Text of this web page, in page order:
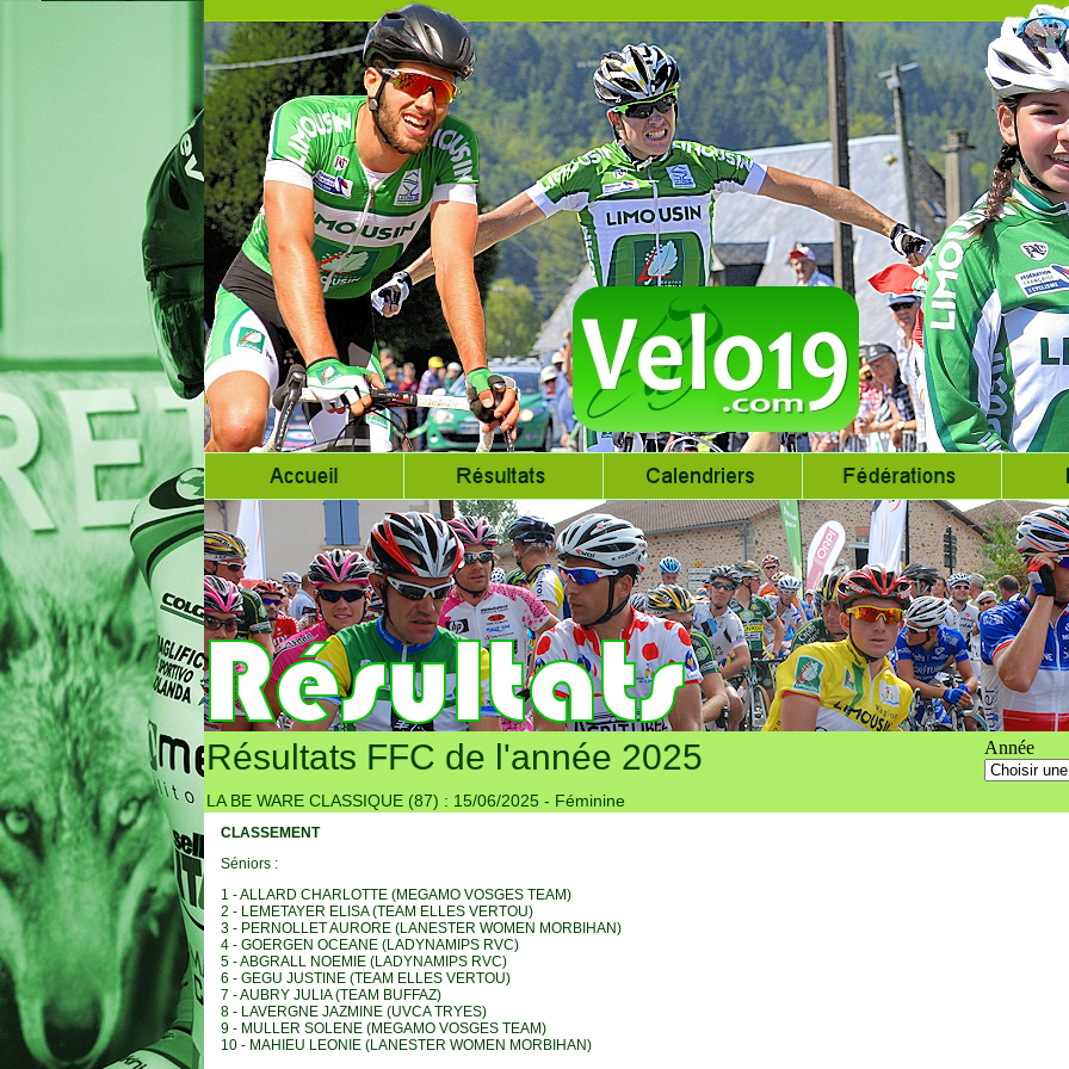
Résultats FFC de l'année 2025 Année
LA BE WARE CLASSIQUE (87) : 15/06/2025 - Féminine
CLASSEMENT
Séniors :
1 - ALLARD CHARLOTTE (MEGAMO VOSGES TEAM)
2 - LEMETAYER ELISA (TEAM ELLES VERTOU)
3 - PERNOLLET AURORE (LANESTER WOMEN MORBIHAN)
4 - GOERGEN OCEANE (LADYNAMIPS RVC)
5 - ABGRALL NOEMIE (LADYNAMIPS RVC)
6 - GEGU JUSTINE (TEAM ELLES VERTOU)
7 - AUBRY JULIA (TEAM BUFFAZ)
8 - LAVERGNE JAZMINE (UVCA TRYES)
9 - MULLER SOLENE (MEGAMO VOSGES TEAM)
10 - MAHIEU LEONIE (LANESTER WOMEN MORBIHAN)